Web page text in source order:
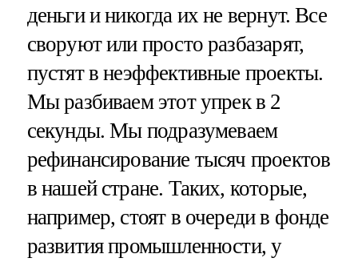
деньги и никогда их не вернут. Все
своруют или просто разбазарят,
пустят в неэффективные проекты.
Мы разбиваем этот упрек в 2
секунды. Мы подразумеваем
рефинансирование тысяч проектов
в нашей стране. Таких, которые,
например, стоят в очереди в фонде
развития промышленности, у